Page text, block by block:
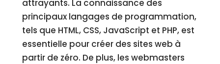
attrayants. La connaissance des
principaux langages de programmation,
tels que HTML, CSS, JavaScript et PHP, est
essentielle pour créer des sites web à
partir de zéro. De plus, les webmasters